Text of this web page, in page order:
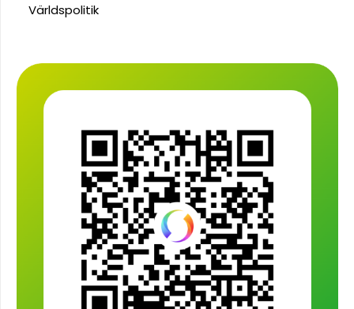
Världspolitik